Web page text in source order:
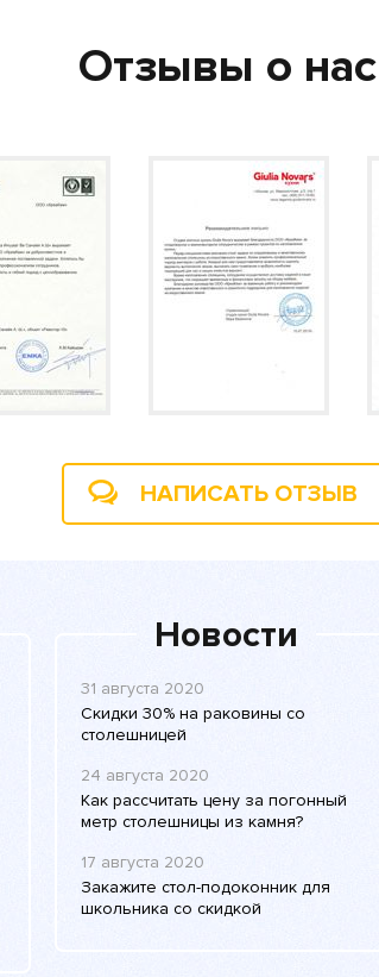
Отзывы о нас
НАПИСАТЬ ОТЗЫВ
Новости
31 августа 2020
Скидки 30% на раковины со
столешницей
24 августа 2020
Как рассчитать цену за погонный
метр столешницы из камня?
17 августа 2020
Закажите стол-подоконник для
школьника со скидкой